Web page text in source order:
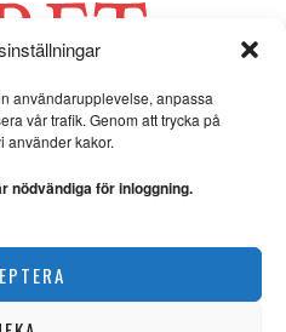
användarupplevelse, anpassa
vår trafik. Genom att trycka på
använder kakor.
nödvändiga för inloggning.